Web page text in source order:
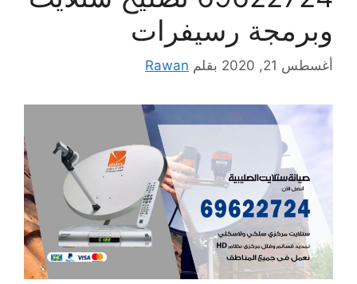
وبرمجة رسيفرات
أغسطس 21, 2020 بقلم Rawan